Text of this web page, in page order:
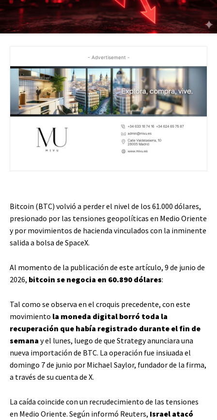
- Advertisement -
Bitcoin (BTC) volvió a perder el nivel de los 61.000 dólares,
presionado por las tensiones geopolíticas en Medio Oriente
y por movimientos de hacienda vinculados con la inminente
salida a bolsa de SpaceX.
Al momento de la publicación de este artículo, 9 de junio de
2026, bitcoin se negocia en 60.890 dólares:
Tal como se observa en el croquis precedente, con este
movimiento la moneda digital borró toda la
recuperación que había registrado durante el fin de
semana y el lunes, luego de que Strategy anunciara una
nueva importación de BTC. La operación fue insiuada el
domingo 7 de junio por Michael Saylor, fundador de la firma,
a través de su cuenta de X.
La caída coincide con un recrudecimiento de las tensiones
en Medio Oriente. Según informó Reuters, Israel atacó